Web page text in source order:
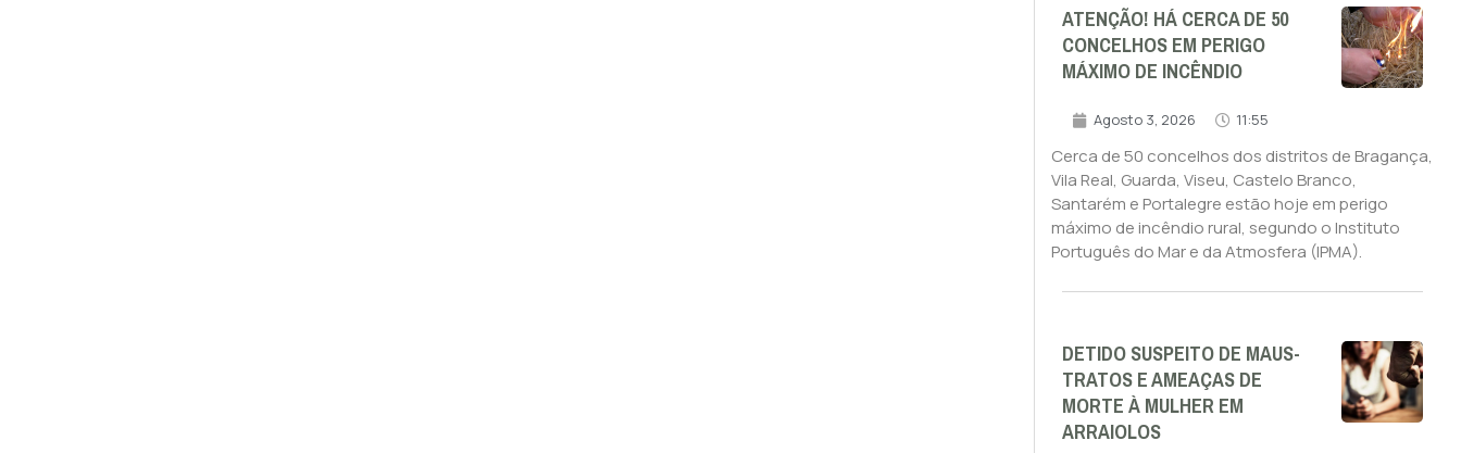
ATENÇÃO! HÁ CERCA DE 50
CONCELHOS EM PERIGO
MÁXIMO DE INCÊNDIO
Agosto 3, 2026 11:55
Cerca de 50 concelhos dos distritos de Bragança,
Vila Real, Guarda, Viseu, Castelo Branco,
Santarém e Portalegre estão hoje em perigo
máximo de incêndio rural, segundo o Instituto
Português do Mar e da Atmosfera (IPMA).
DETIDO SUSPEITO DE MAUS-
TRATOS E AMEAÇAS DE
MORTE À MULHER EM
ARRAIOLOS